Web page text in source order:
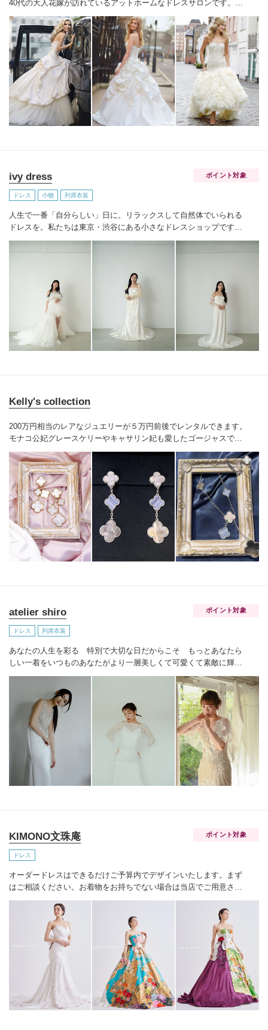
40代の大人花嫁が訪れているアットホームなドレスサロンです。 ド
レス迷子の大人花嫁様が全国から訪れています。
憧れの”映画のヒロ
イン”に。洗練された上品な大人花嫁姿。花嫁ごとに異なる体型や雰
囲気を考慮しながら、似合うウエディングドレスをアドバイスさせ
ていただきます。厳選された素材や、上質で贅沢なディテールがワ
ンランク上の花嫁姿を演出します。
ivy dress ポイント対象
ドレス 小物 列席衣装
人生で一番「自分らしい」日に。
リラックスして自然体でいられる
ドレスを。 私たちは東京・渋谷にある小さなドレスショップです。
インポートドレスを中心に、シンプルでエフォートレス、それでい
て洗練されているドレスを多数取り扱っています。
Kelly's collection
200万円相当のレアなジュエリーが５万円前後でレンタルできます。
モナコ公妃グレースケリーやキャサリン妃も愛したゴージャスで可
憐なヴァンクリーフ＆アーペルのアルハンブラが、華やかな花嫁姿
を演出すること間違いなし♪
atelier shiro ポイント対象
ドレス 列席衣装
あなたの人生を彩る 特別で大切な日だからこそ もっとあなたら
しい一着をいつものあなたがより一層美しくて可愛くて素敵に輝く
そんな 「運命のドレス」 に出会えるようあなたらしさにとこと
「 shiro （シロ）」色が花嫁様だけの特別な色で
あるようにatelier shiro の一着が
あなたの人生を彩る特別な一着とな
りますように
KIMONO文珠庵 ポイント対象
ドレス
オーダードレスはできるだけご予算内でデザインいたします。
まず
はご相談ください。お着物をお持ちでない場合は当店でご用意させ
ていただきます。